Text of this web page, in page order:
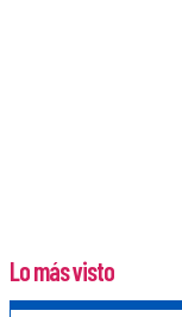
Lo más visto